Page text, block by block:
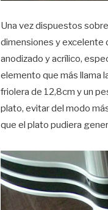
Una vez dispuestos
dimensiones y excelente
anodizado y acrílico,
elemento que más llama
friolera de 12,8cm y un
plato, evitar del modo
que el plato pudiera